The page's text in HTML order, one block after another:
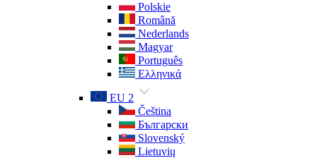
Polskie
Română
Nederlands
Magyar
Português
Ελληνικά
EU 2
Čeština
Български
Slovenský
Lietuvių